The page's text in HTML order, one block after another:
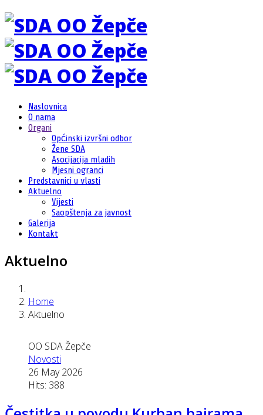
Naslovnica
O nama
Organi
Općinski izvršni odbor
Žene SDA
Asocijacija mladih
Mjesni ogranci
Predstavnici u vlasti
Aktuelno
Vijesti
Saopštenja za javnost
Galerija
Kontakt
Aktuelno
Home
Aktuelno
OO SDA Žepče
Novosti
26 May 2026
Hits: 388